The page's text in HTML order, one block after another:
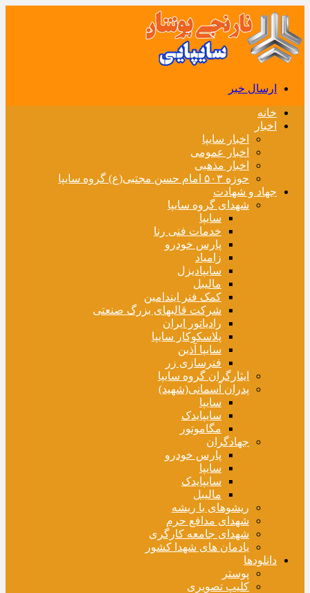
ارسال خبر
خانه
اخبار
اخبار سایپا
اخبار عمومی
اخبار مذهبی
حوزه ۵۰۳ امام حسن مجتبی(ع) گروه سایپا
جهاد و شهادت
شهدای گروه سایپا
سایپا
خدمات فنی رنا
پارس خودرو
زامیاد
سایپادیزل
مالیبل
کمک فنر ایندامین
شرکت قالبهای بزرگ صنعتی
رادیاتور ایران
پلاسکوکار سایپا
سایپا آذین
فنرسازی زر
ایثارگران گروه سایپا
پدران آسمانی(شهید)
سایپا
سایپایدک
مگاموتور
جهادگران
پارس خودرو
سایپا
سایپایدک
مالیبل
ریشوهای با ریشه
شهدای مدافع حرم
شهدای جامعه کارگری
یادمان های شهدا کشور
دانلودها
پوستر
کلیپ تصویری